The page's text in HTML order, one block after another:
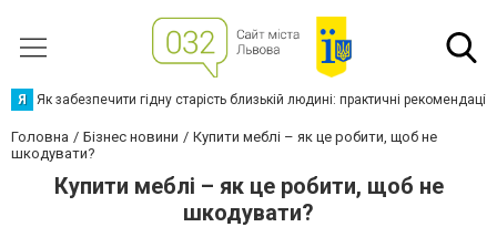
Я Як забезпечити гідну старість близькій людині: практичні рекомендації
Головна Бізнес новини
Купити меблі – як це робити, щоб не
шкодувати?
Купити меблі – як це робити, щоб не
шкодувати?